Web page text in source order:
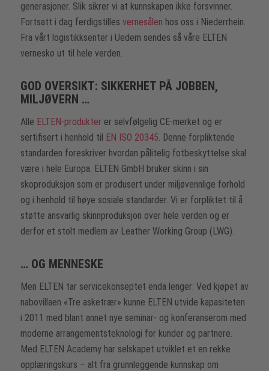
generasjoner. Slik sikrer vi at kunnskapen ikke forsvinner.
Fortsatt i dag ferdigstilles vernesålen hos oss i Niederrhein.
Fra vårt logistikksenter i Uedem sendes så våre ELTEN
vernesko ut til hele verden.
GOD OVERSIKT: SIKKERHET PÅ JOBBEN,
MILJØVERN …
Alle ELTEN-produkter er selvfølgelig CE-merket og er
sertifisert i henhold til EN ISO 20345. Denne forpliktende
standarden foreskriver hvordan pålitelig fotbeskyttelse skal
være i hele Europa. ELTEN GmbH bruker skinn i sin
skoproduksjon som er produsert under miljøvennlige forhold
og i henhold til høye sosiale standarder. Vi er forpliktet til å
støtte ansvarlig skinnproduksjon over hele verden og er
derfor et stolt medlem av Leather Working Group (LWG).
… OG MENNESKE
Men ELTEN tar servicekonseptet enda lenger: Ved kjøpet av
nabovillaen «Tre asketrær» kunne ELTEN utvide kapasiteten
i 2011 med blant annet nye seminar- og konferanserom med
moderne arrangementsteknologi for kunder og partnere.
Med ELTEN Academy har selskapet utviklet et en rekke
opplæringskurs – alt fra grunnleggende kunnskap om